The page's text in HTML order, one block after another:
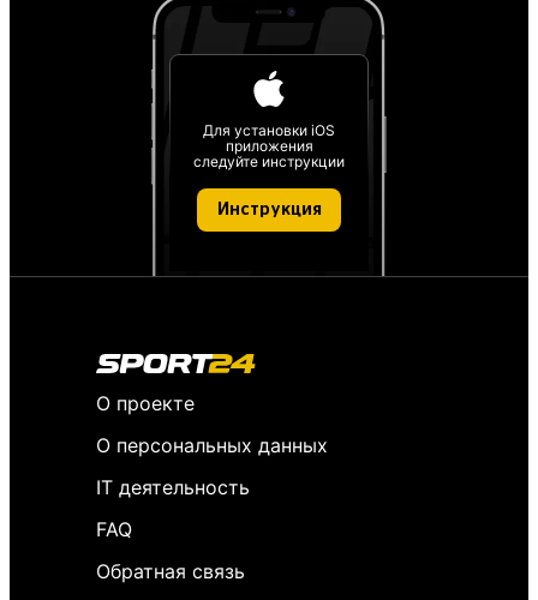
Для установки iOS
приложения
следуйте инструкции
Инструкция
О проекте
О персональных данных
IT деятельность
FAQ
Обратная связь